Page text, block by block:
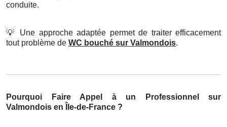
conduite.
💡
Une approche adaptée permet de traiter efficacement
tout problème de WC bouché sur Valmondois.
Pourquoi Faire Appel à un Professionnel sur
Valmondois en Île-de-France ?